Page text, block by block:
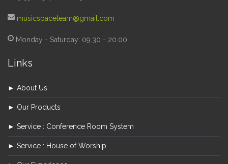
musicspaceteam@gmail.com
Monday - Saturday: 09.30 - 20.00
Links
► About Us
► Our Products
► Service : Conference Room System
► Service : House of Worship